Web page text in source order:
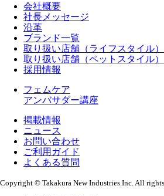
会社概要
社長メッセージ
沿革
ブランド一覧
取り扱い店舗（ライフスタイル）
取り扱い店舗（ペットスタイル）
採用情報
フェムケア
アンバサダー講座
掲載情報
ニュース
お問い合わせ
ご利用ガイド
よくある質問
Copyright © Takakura New Industries.Inc. All